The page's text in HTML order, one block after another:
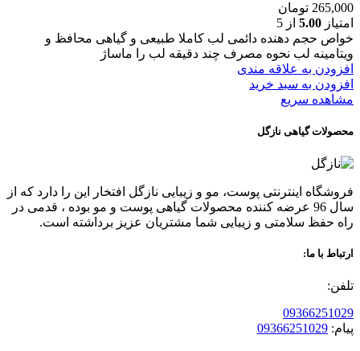
265,000 تومان
امتیاز 5.00 از 5
خواص حجم دهنده دائمی لب کاملا طبیعی و گیاهی محافظ و
ویتامینه لب نحوه مصرف چند دقیقه لب را ماساژ
افزودن به علاقه مندی
افزودن به سبد خرید
مشاهده سریع
محصولات گیاهی نازگل
فروشگاه اینترنتی پوست، مو و زیبایی نازگل افتخار این را دارد که از
سال 96 عرضه کننده محصولات گیاهی پوست و مو بوده ، قدمی در
راه حفظ سلامتی و زیبایی شما مشتریان عزیز برداشته است.
ارتباط با ما:
تلفن:
09366251029
پیام: 09366251029